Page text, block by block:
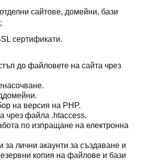
сайтове, домейни, бази
сертификати.
до файловете на сайта чрез
на версия на PHP.
чрез файла .htaccess.
по изпращане на електронна
за лични акаунти за създаване и
копия на файлове и бази